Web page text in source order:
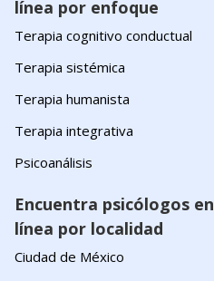
línea por enfoque
Terapia cognitivo conductual
Terapia sistémica
Terapia humanista
Terapia integrativa
Psicoanálisis
Encuentra psicólogos en
línea por localidad
Ciudad de México